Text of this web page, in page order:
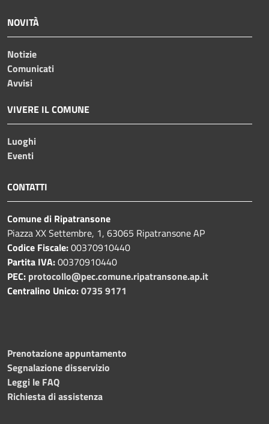
NOVITÀ
Notizie
Comunicati
Avvisi
VIVERE IL COMUNE
Luoghi
Eventi
CONTATTI
Comune di Ripatransone
Piazza XX Settembre, 1, 63065 Ripatransone AP
Codice Fiscale:00370910440
Partita IVA:00370910440
PEC: protocollo@pec.comune.ripatransone.ap.it
Centralino Unico:0735 9171
Prenotazione appuntamento
Segnalazione disservizio
Leggi le FAQ
Richiesta di assistenza